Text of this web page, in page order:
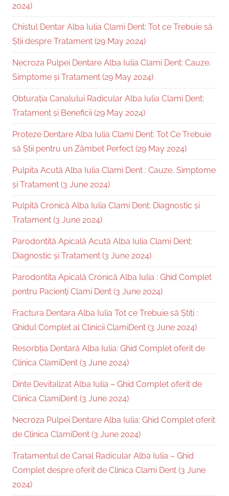
2024)
Chistul Dentar Alba Iulia Clami Dent: Tot ce Trebuie să
Știi despre Tratament (29 May 2024)
Necroza Pulpei Dentare Alba Iulia Clami Dent: Cauze,
Simptome și Tratament (29 May 2024)
Obturația Canalului Radicular Alba Iulia Clami Dent:
Tratament și Beneficii (29 May 2024)
Proteze Dentare Alba Iulia Clami Dent: Tot Ce Trebuie
să Știi pentru un Zâmbet Perfect (29 May 2024)
Pulpita Acută Alba Iulia Clami Dent : Cauze, Simptome
și Tratament (3 June 2024)
Pulpită Cronică Alba Iulia Clami Dent: Diagnostic și
Tratament (3 June 2024)
Parodontită Apicală Acută Alba Iulia Clami Dent:
Diagnostic și Tratament (3 June 2024)
Parodontita Apicală Cronică Alba Iulia : Ghid Complet
pentru Pacienți Clami Dent (3 June 2024)
Fractura Dentara Alba Iulia Tot ce Trebuie să Știți :
Ghidul Complet al Clinicii ClamiDent (3 June 2024)
Resorbția Dentară Alba Iulia: Ghid Complet oferit de
Clinica ClamiDent (3 June 2024)
Dinte Devitalizat Alba Iulia – Ghid Complet oferit de
Clinica ClamiDent (3 June 2024)
Necroza Pulpei Dentare Alba Iulia: Ghid Complet oferit
de Clinica ClamiDent (3 June 2024)
Tratamentul de Canal Radicular Alba Iulia – Ghid
Complet despre oferit de Clinica Clami Dent (3 June
2024)